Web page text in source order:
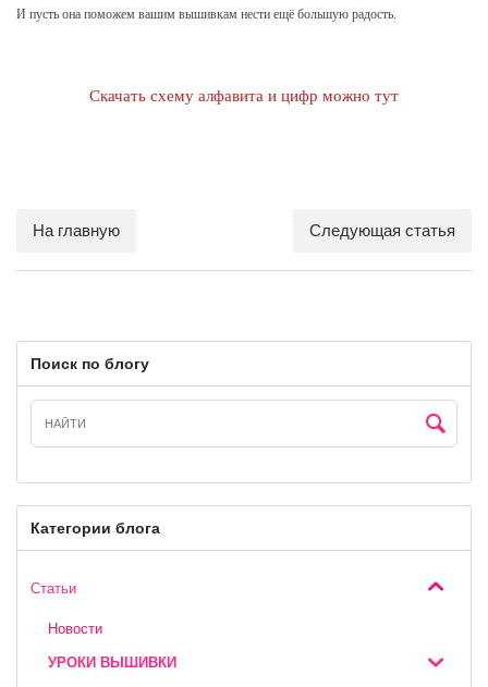
И пусть она поможем вашим вышивкам нести ещё большую радость.
Скачать схему алфавита и цифр можно тут
На главную Следующая статья
Поиск по блогу
Категории блога
Статьи
Новости
УРОКИ ВЫШИВКИ